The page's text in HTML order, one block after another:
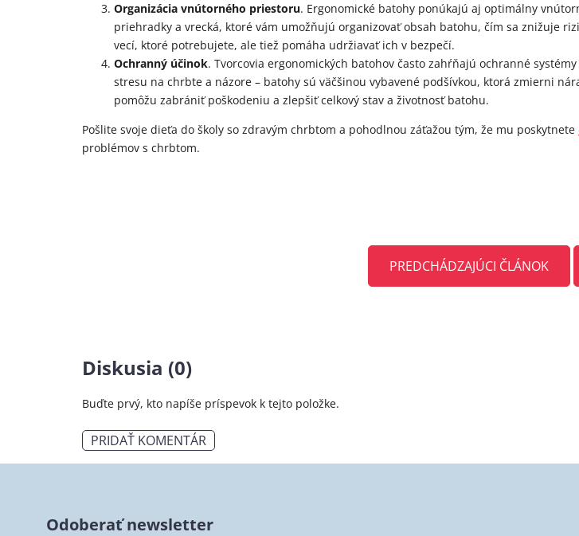
Organizácia vnútorného priestoru. Ergonomické batohy ponúkajú aj optimálny
priehradky a vrecká, ktoré vám umožňujú organizovať obsah batohu, čím sa znižuje
vecí, ktoré potrebujete, ale tiež pomáha udržiavať ich v bezpečí.
Ochranný účinok. Tvorcovia ergonomických batohov často zahŕňajú ochranné
stresu na chrbte a názore – batohy sú väčšinou vybavené podšívkou, ktorá zmierni
pomôžu zabrániť poškodeniu a zlepšiť celkový stav a životnosť batohu.
Pošlite svoje dieťa do školy so zdravým chrbtom a pohodlnou záťažou tým, že mu poskytnete
problémov s chrbtom.
PREDCHÁDZAJÚCI ČLÁNOK
Diskusia (0)
Buďte prvý, kto napíše príspevok k tejto položke.
PRIDAŤ KOMENTÁR
Odoberať newsletter